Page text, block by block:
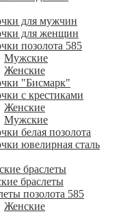
для мужчин
для женщин
позолота 585
Мужские
Женские
"Бисмарк"
с крестиками
Женские
Мужские
белая позолота
ювелирная сталь
браслеты
браслеты
позолота 585
Женские